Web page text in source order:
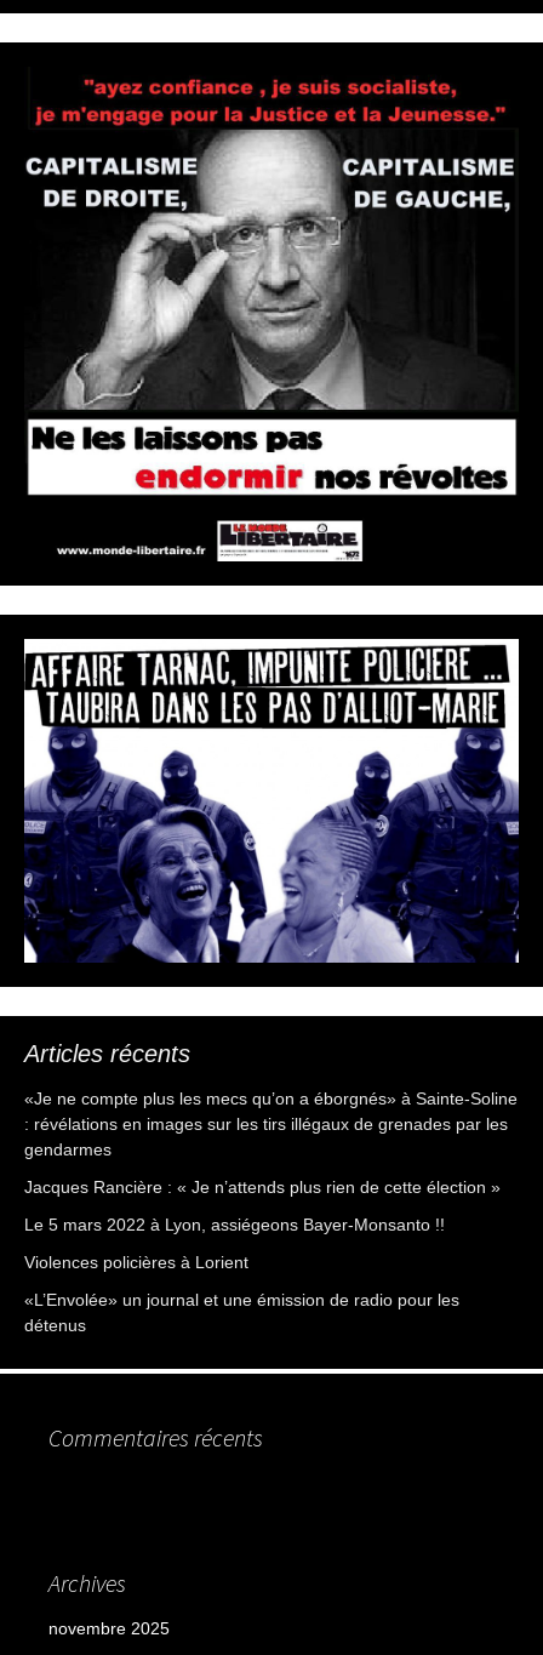
Articles récents
«Je ne compte plus les mecs qu’on a éborgnés» à Sainte-Soline
: révélations en images sur les tirs illégaux de grenades par les
gendarmes
Jacques Rancière : « Je n’attends plus rien de cette élection »
Le 5 mars 2022 à Lyon, assiégeons Bayer-Monsanto !!
Violences policières à Lorient
«L’Envolée» un journal et une émission de radio pour les
détenus
Commentaires récents
Archives
novembre 2025